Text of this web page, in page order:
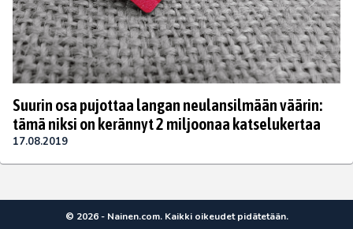
Suurin osa pujottaa langan neulansilmään väärin:
tämä niksi on kerännyt 2 miljoonaa katselukertaa
17.08.2019
© 2026 - Nainen.com. Kaikki oikeudet pidätetään.